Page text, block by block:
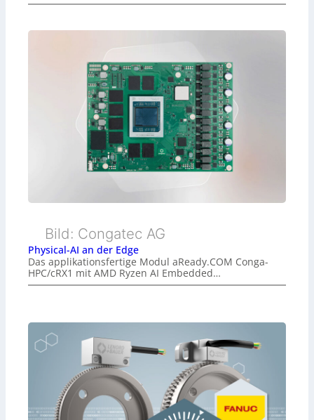
Bild: Congatec AG
Physical-AI an der Edge
Das applikationsfertige Modul aReady.COM Conga-
HPC/cRX1 mit AMD Ryzen AI Embedded…